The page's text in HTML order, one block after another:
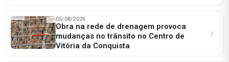
05/08/2026
Obra na rede de drenagem provoca
mudanças no trânsito no Centro de
Vitória da Conquista